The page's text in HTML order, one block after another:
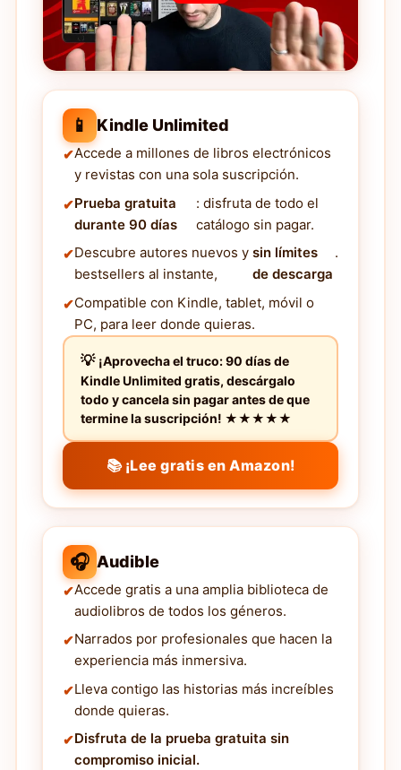
📱 Kindle Unlimited
Accede a millones de libros electrónicos
y revistas con una sola suscripción.
Prueba gratuita
durante 90 días
: disfruta de todo el
catálogo sin pagar.
Descubre autores nuevos y
bestsellers al instante,
sin límites
de descarga
.
Compatible con Kindle, tablet, móvil o
PC, para leer donde quieras.
¡Aprovecha el truco: 90 días de
Kindle Unlimited gratis, descárgalo
todo y cancela sin pagar antes de que
termine la suscripción! ★★★★★
📚 ¡Lee gratis en Amazon!
🎧 Audible
Accede gratis a una amplia biblioteca de
audiolibros de todos los géneros.
Narrados por profesionales que hacen la
experiencia más inmersiva.
Lleva contigo las historias más increíbles
donde quieras.
Disfruta de la prueba gratuita sin
compromiso inicial.